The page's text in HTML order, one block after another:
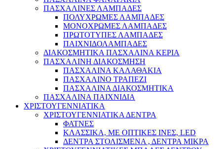
ΠΑΣΧΑΛΙΝΕΣ ΛΑΜΠΑΔΕΣ
ΠΟΛΥΧΡΩΜΕΣ ΛΑΜΠΑΔΕΣ
ΜΟΝΟΧΡΩΜΕΣ ΛΑΜΠΑΔΕΣ
ΠΡΩΤΟΤΥΠΕΣ ΛΑΜΠΑΔΕΣ
ΠΑΙΧΝΙΔΟΛΑΜΠΑΔΕΣ
ΔΙΑΚΟΣΜΗΤΙΚΑ ΠΑΣΧΑΛΙΝΑ ΚΕΡΙΑ
ΠΑΣΧΑΛΙΝΗ ΔΙΑΚΟΣΜΗΣΗ
ΠΑΣΧΑΛΙΝΑ ΚΑΛΑΘΑΚΙΑ
ΠΑΣΧΑΛΙΝΟ ΤΡΑΠΕΖΙ
ΠΑΣΧΑΛΙΝΑ ΔΙΑΚΟΣΜΗΤΙΚΑ
ΠΑΣΧΑΛΙΝΑ ΠΑΙΧΝΙΔΙΑ
ΧΡΙΣΤΟΥΓΕΝΝΙΑΤΙΚΑ
ΧΡΙΣΤΟΥΓΕΝΝΙΑΤΙΚΑ ΔΕΝΤΡΑ
ΦΑΤΝΕΣ
ΚΛΑΣΣΙΚΑ, ΜΕ ΟΠΤΙΚΕΣ ΙΝΕΣ, LED
ΔΕΝΤΡΑ ΣΤΟΛΙΣΜΕΝΑ , ΔΕΝΤΡΑ ΜΙΚΡΑ